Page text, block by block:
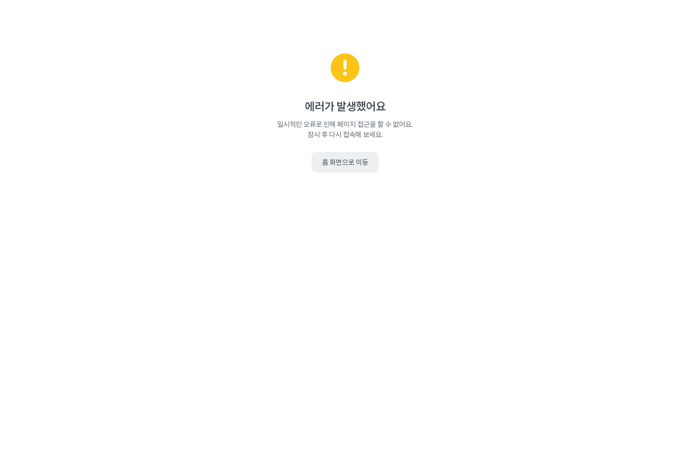
에러가 발생했어요
일시적인 오류로 인해 페이지 접근을 할 수 없어요.
잠시 후 다시 접속해 보세요.
홈 화면으로 이동